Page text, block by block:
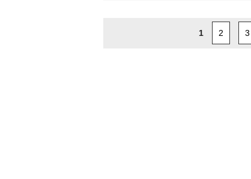
1 2 3